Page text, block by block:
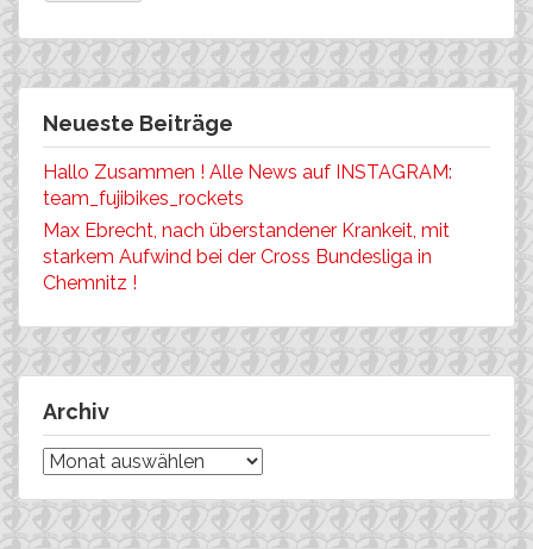
Neueste Beiträge
Hallo Zusammen ! Alle News auf INSTAGRAM:
team_fujibikes_rockets
Max Ebrecht, nach überstandener Krankeit, mit
starkem Aufwind bei der Cross Bundesliga in
Chemnitz !
Archiv
Archiv